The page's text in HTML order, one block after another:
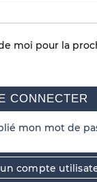
moi pour la
CONNECTER
mon mot de
compte